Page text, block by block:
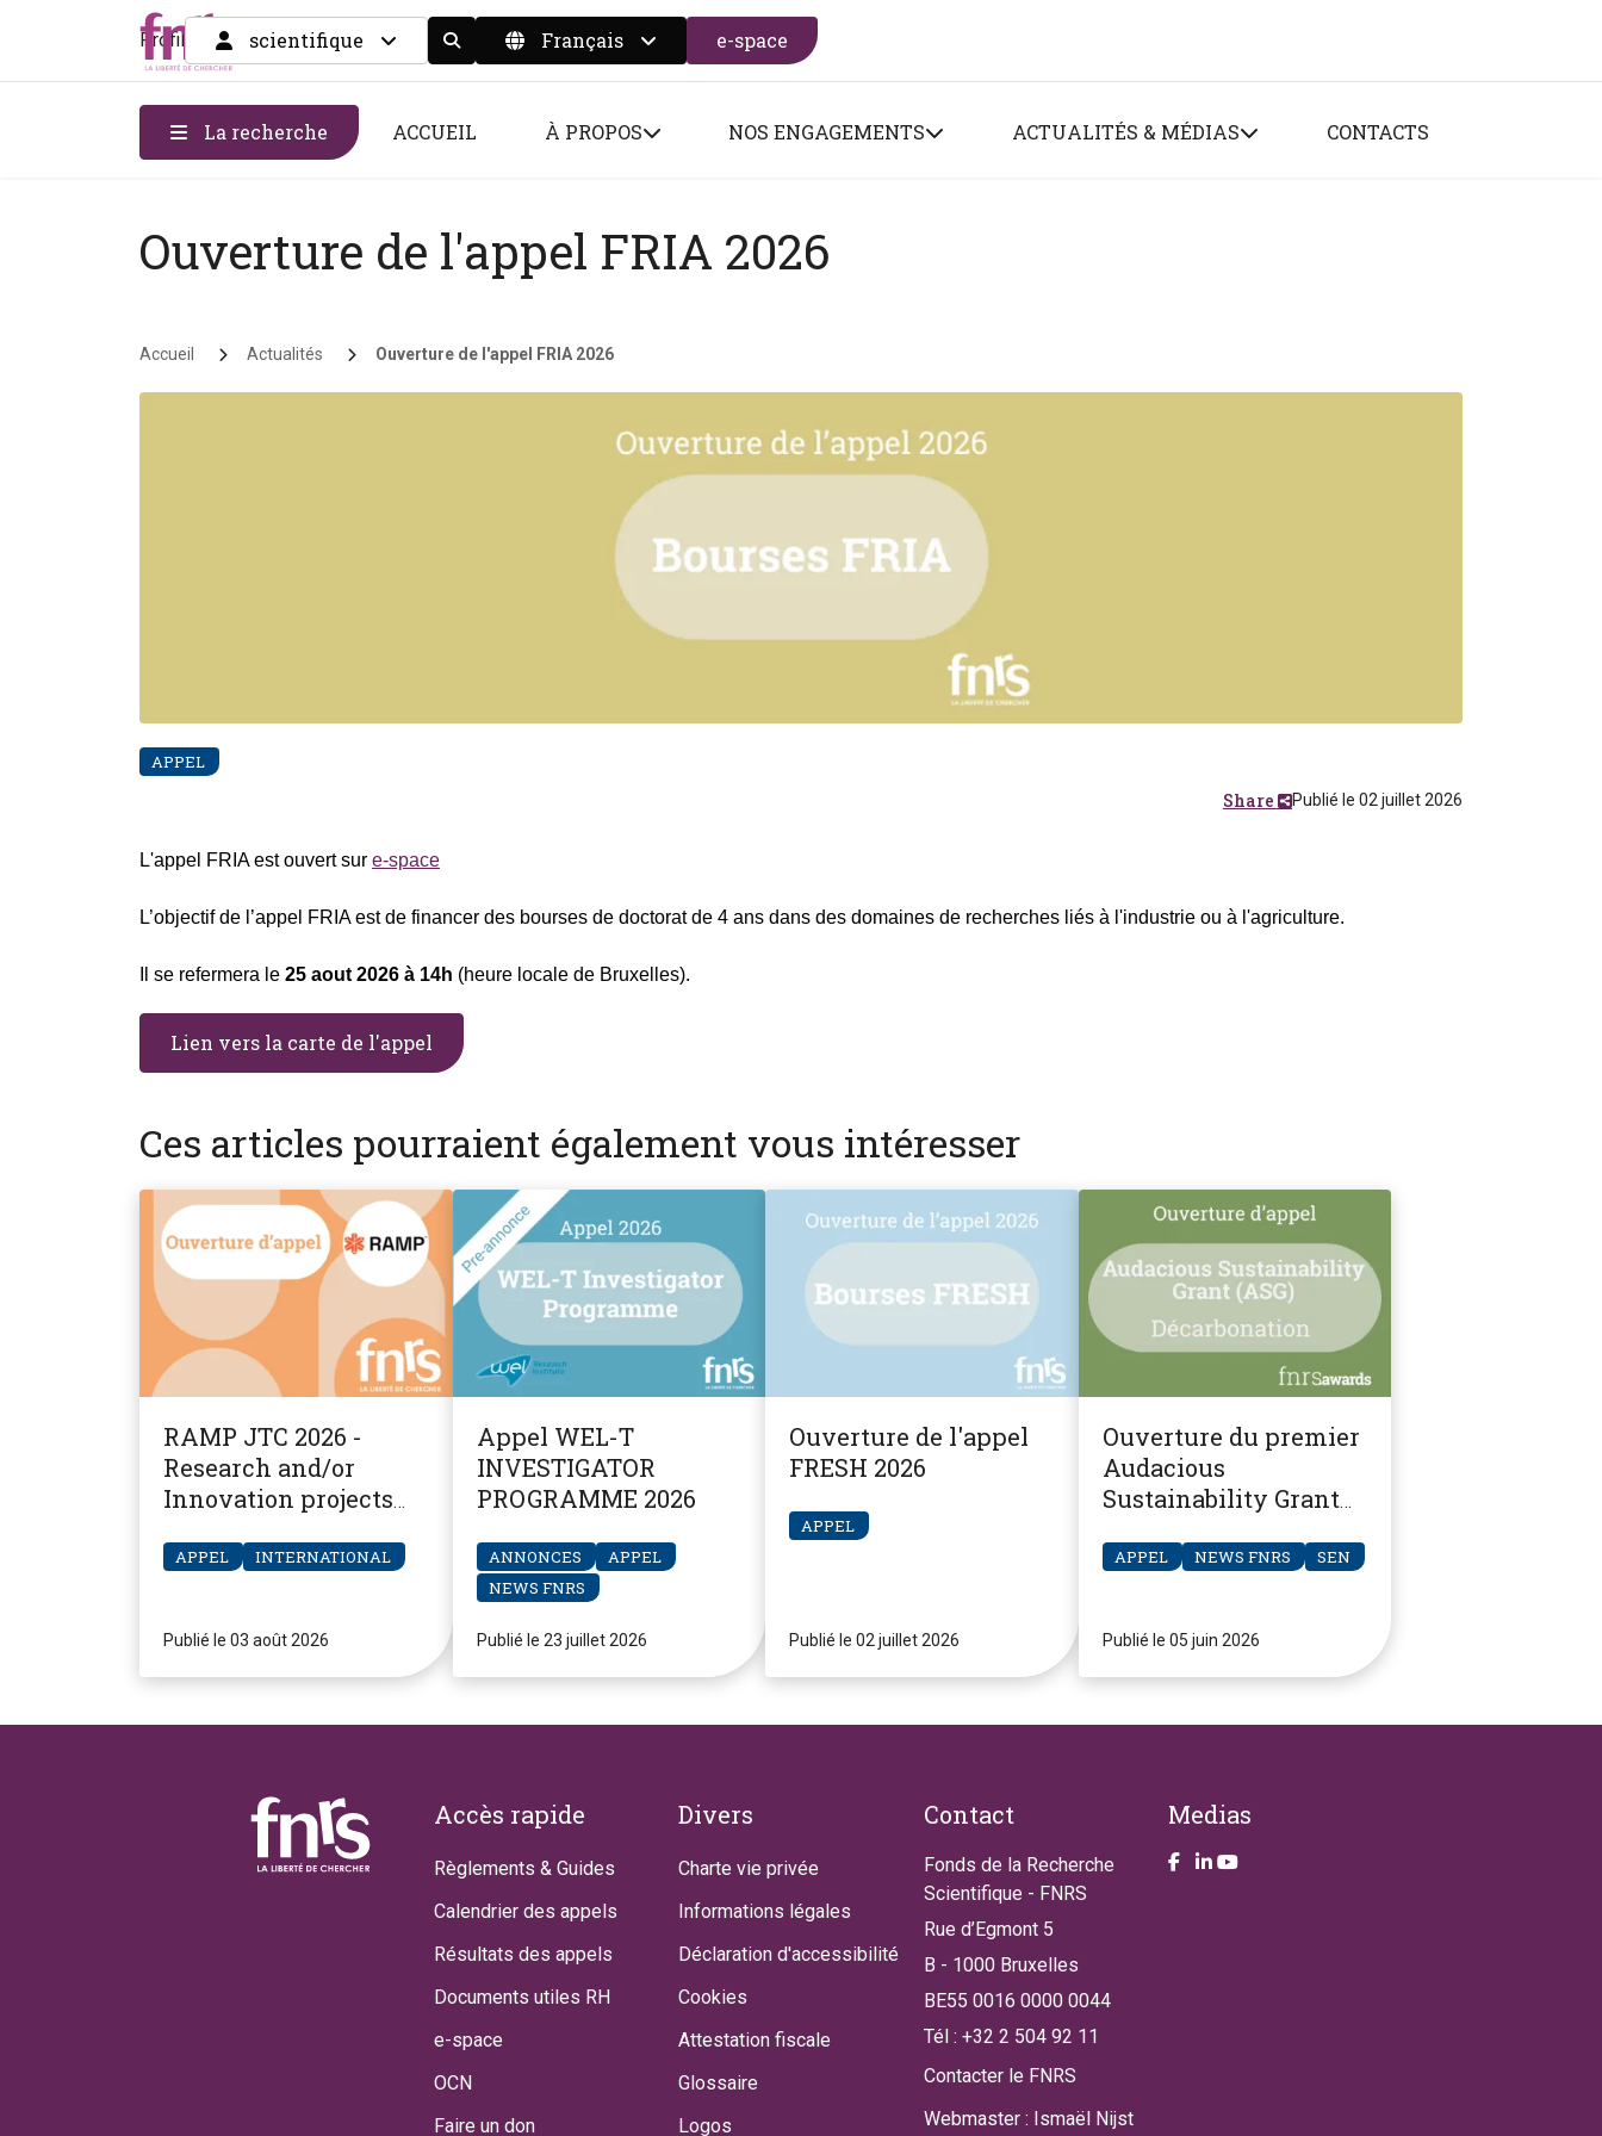
Profil scientifique Display the search form
Français e-space
La recherche ACCUEIL À PROPOS NOS ENGAGEMENTS ACTUALITÉS & MÉDIAS CONTACTS
Ouverture de l'appel FRIA 2026
Fil d'Ariane
Accueil Actualités Ouverture de l'appel FRIA 2026
APPEL
Publié le 02 juillet 2026
Share
L'appel FRIA est ouvert sur e-space
L’objectif de l’appel FRIA est de financer des bourses de doctorat de 4 ans dans des domaines de recherches liés à l'industrie ou à l'agriculture.
Il se refermera le 25 aout 2026 à 14h (heure locale de Bruxelles).
Lien vers la carte de l'appel
Ces articles pourraient également vous intéresser
RAMP JTC 2026 -
Research and/or
Innovation projects
materials value chain
APPEL INTERNATIONAL
Publié le 03 août 2026
Appel WEL-T
INVESTIGATOR
PROGRAMME 2026
ANNONCES
APPEL
NEWS FNRS
Publié le 23 juillet 2026
Ouverture de l'appel
FRESH 2026
APPEL
Publié le 02 juillet 2026
Ouverture du premier
Audacious
Sustainability Grant
! APPEL NEWS FNRS SEN
Publié le 05 juin 2026
Footer
Accès rapide
Règlements & Guides
Calendrier des appels
Résultats des appels
Documents utiles RH
e-space
OCN
Faire un don
Divers
Charte vie privée
Informations légales
Déclaration d'accessibilité
Cookies
Attestation fiscale
Glossaire
Logos
Contact
Fonds de la Recherche
Scientifique - FNRS
Rue d’Egmont 5
B - 1000 Bruxelles
BE55 0016 0000 0044
Tél : +32 2 504 92 11
Contacter le FNRS
Webmaster : Ismaël Nijst
Medias
Take a look on our facebook page
Take a look on our LinkendIn page